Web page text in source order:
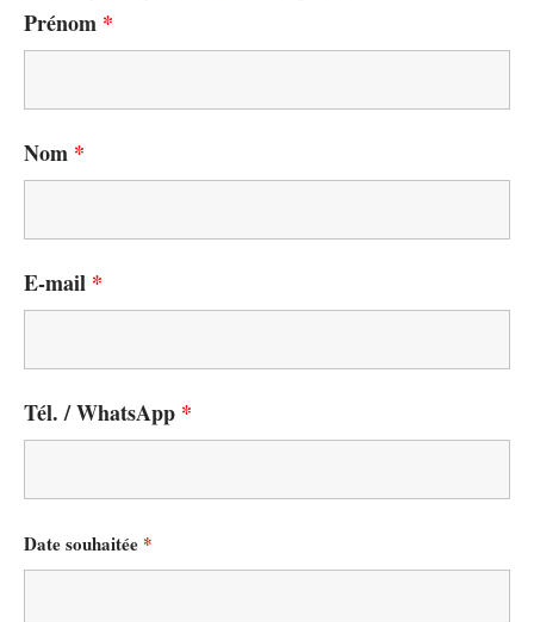
Prénom *
Nom *
E-mail *
Tél. / WhatsApp *
Date souhaitée *